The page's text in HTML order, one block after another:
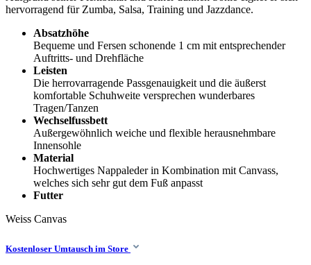
hervorragend für Zumba, Salsa, Training und Jazzdance.
Absatzhöhe
Bequeme und Fersen schonende 1 cm mit entsprechender
Auftritts- und Drehfläche
Leisten
Die herrovarragende Passgenauigkeit und die äußerst
komfortable Schuhweite versprechen wunderbares
Tragen/Tanzen
Wechselfussbett
Außergewöhnlich weiche und flexible herausnehmbare
Innensohle
Material
Hochwertiges Nappaleder in Kombination mit Canvass,
welches sich sehr gut dem Fuß anpasst
Futter
Weiss Canvas
Kostenloser Umtausch im Store